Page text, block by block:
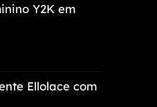
Y2K em
Ellolace com